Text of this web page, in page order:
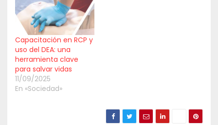
Capacitación en RCP y
uso del DEA: una
herramienta clave
para salvar vidas
11/09/2025
En «Sociedad»